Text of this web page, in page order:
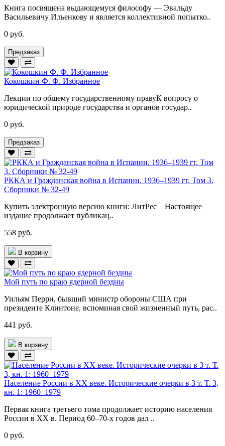
Книга посвящена выдающемуся философу — Эвальду
Васильевичу Ильенкову и является коллективной попытко..
0 руб.
Предзаказ
Кокошкин Ф. Ф. Избранное
Лекции по общему государственному правуК вопросу о
юридической природе государства и органов государ..
0 руб.
Предзаказ
РККА и Гражданская война в Испании. 1936–1939 гг. Том 3.
Сборники № 32-49
Купить электронную версию книги: ЛитРес Настоящее
издание продолжает публикац..
558 руб.
В корзину
Мой путь по краю ядерной бездны
Уильям Перри, бывший министр обороны США при
президенте Клинтоне, вспоминая свой жизненный путь, рас..
441 руб.
В корзину
Население России в ХХ веке. Исторические очерки в 3 т. Т. 3,
кн. 1: 1960–1979
Первая книга третьего тома продолжает историю населения
России в XX в. Период 60–70-х годов дал ..
0 руб.